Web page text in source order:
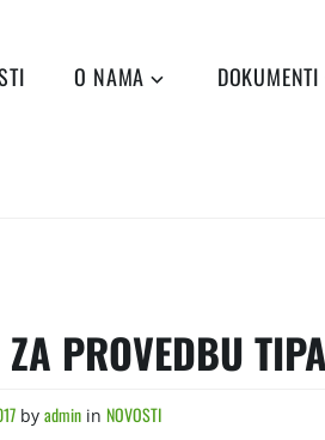
O NAMA DOKUMENTI
ZA PROVEDBU
by admin in NOVOSTI